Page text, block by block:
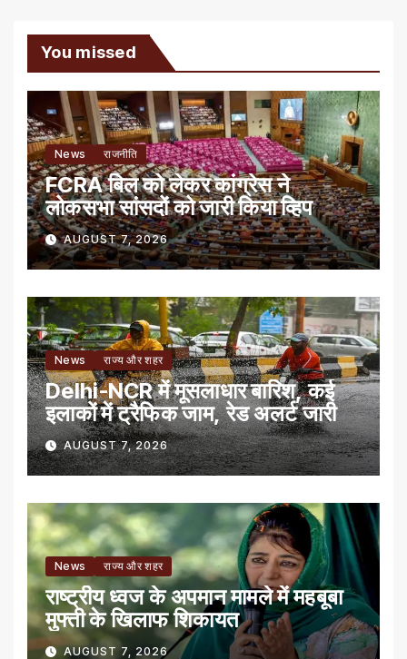
You missed
News राजनीति
FCRA बिल को लेकर कांग्रेस ने
लोकसभा सांसदों को जारी किया व्हिप
AUGUST 7, 2026
News राज्य और शहर
Delhi-NCR में मूसलाधार बारिश, कई
इलाकों में ट्रैफिक जाम, रेड अलर्ट जारी
AUGUST 7, 2026
News राज्य और शहर
राष्ट्रीय ध्वज के अपमान मामले में महबूबा
मुफ्ती के खिलाफ शिकायत
AUGUST 7, 2026